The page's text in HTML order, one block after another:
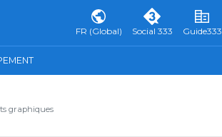
FR (Global) Social 333 Guide333
graphiques